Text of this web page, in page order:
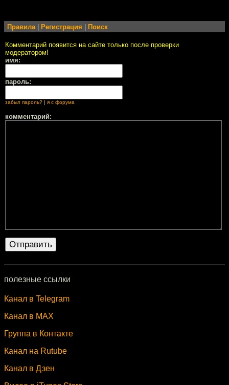
Правила| Регистрация Поиск
Комментарий появится на сайте только после проверки
модератором!
имя:
пароль:
забыл пароль? я с форума
комментарий:
полезные ссылки
Канал в Telegram
Канал в MAX
Группа в Контакте
Канал на Rutube
Канал в Дзен